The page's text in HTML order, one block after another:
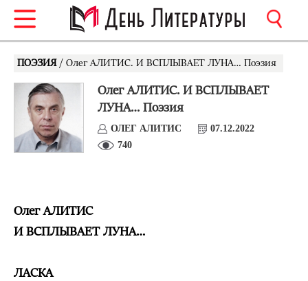
ПОЭЗИЯ / Олег АЛИТИС. И ВСПЛЫВАЕТ ЛУНА… Поэзия
Олег АЛИТИС. И ВСПЛЫВАЕТ
ЛУНА… Поэзия
ОЛЕГ АЛИТИС
07.12.2022
740
Олег АЛИТИС
И ВСПЛЫВАЕТ ЛУНА…
ЛАСКА